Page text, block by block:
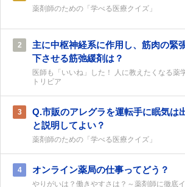
薬剤師のための「学べる医療クイズ」
2
主に中枢神経系に作用し、筋肉の緊
下させる筋弛緩剤は？
医師も「いいね」した！ 人に教えたくなる薬
トリビア
3
Q.市販のアレグラを運転手に眠気は
と説明してよい？
薬剤師のための「学べる医療クイズ」
4 オンライン薬局の仕事ってどう？
やりがいは？働きやすさは？～薬剤師に徹底